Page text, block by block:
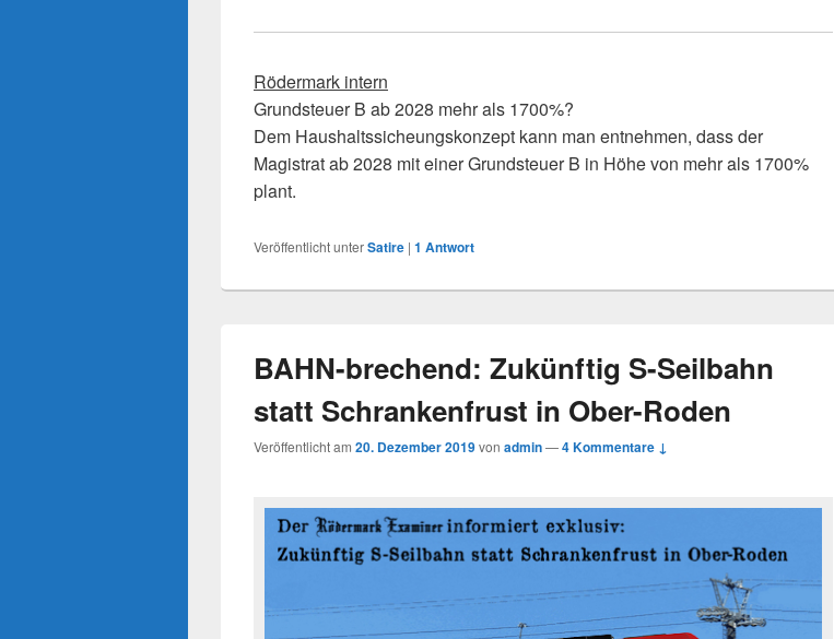
Rödermark intern
Grundsteuer B ab 2028 mehr als 1700%?
Dem Haushaltssicheungskonzept kann man entnehmen, dass der
Magistrat ab 2028 mit einer Grundsteuer B in Höhe von mehr als 1700%
plant.
Veröffentlicht unterSatire | 1 Antwort
BAHN-brechend: Zukünftig S-Seilbahn
statt Schrankenfrust in Ober-Roden
Veröffentlicht am 20. Dezember 2019von admin—4 Kommentare ↓